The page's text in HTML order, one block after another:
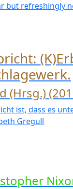
refreshingly
(Hrsg.)
ist, dass es
Gregull